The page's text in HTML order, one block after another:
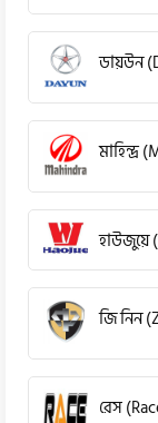
ডায়উন
মাহিন্দ্র
হাউজুয়ে
জি নিন
রেস